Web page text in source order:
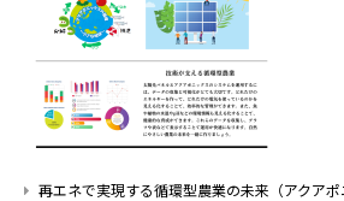
再エネで実現する循環型農業の未来（アクアポ